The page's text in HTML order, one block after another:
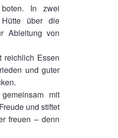
In zwei
über die
Ableitung von
reichlich Essen
und guter
mit
und stiftet
freuen – denn